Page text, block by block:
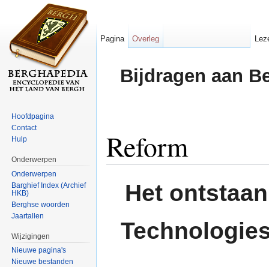
Bijdragen aan
Reform
Het
Pagina Overleg
Hoofdpagina
Contact
Hulp
Onderwerpen
Onderwerpen
Barghief Index (Archief
HKB)
Berghse woorden
Jaartallen
Wijzigingen
Nieuwe pagina's
Nieuwe bestanden